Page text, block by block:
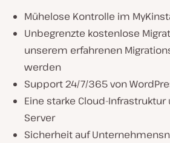
Mühelose Kontrolle im
Unbegrenzte kostenlose
unserem erfahrenen
werden
Support 24/7/365 von
Eine starke Cloud-
Server
Sicherheit auf